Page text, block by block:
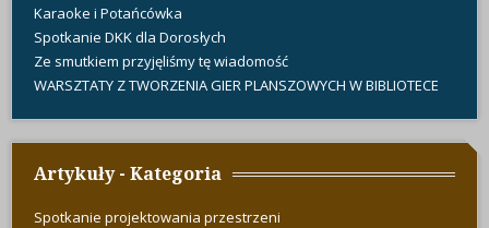
Karaoke i Potańcówka
Spotkanie DKK dla Dorosłych
Ze smutkiem przyjęliśmy tę wiadomość
WARSZTATY Z TWORZENIA GIER PLANSZOWYCH W BIBLIOTECE
Artykuły - Kategoria
Spotkanie projektowania przestrzeni